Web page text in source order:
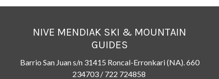
NIVE MENDIAK SKI & MOUNTAIN
GUIDES
Barrio San Juan s/n 31415 Roncal-Erronkari (NA). 660
234703 / 722 724858